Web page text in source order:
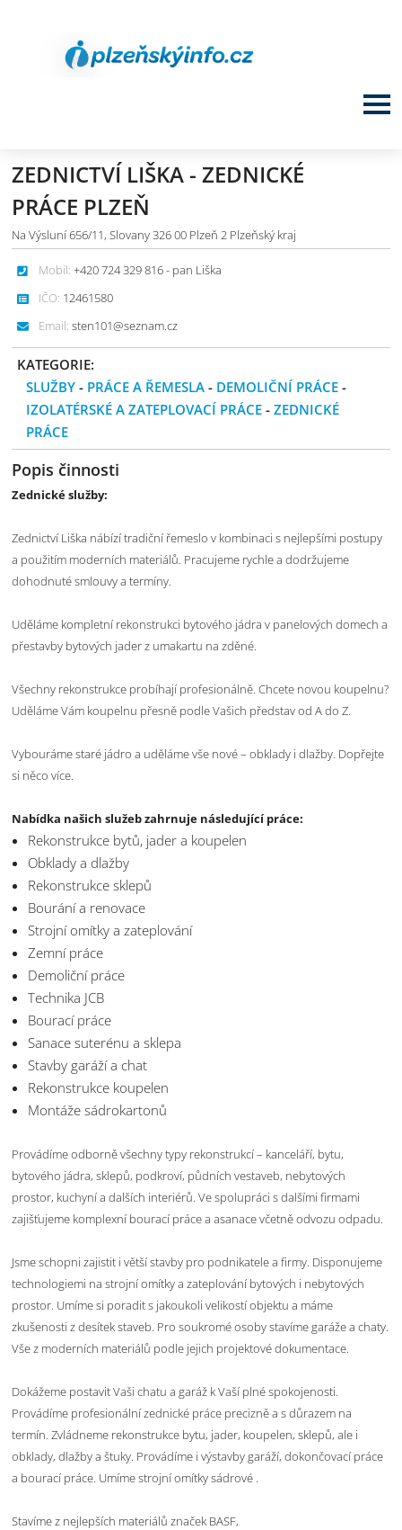
ZEDNICTVÍ LIŠKA - ZEDNICKÉ
PRÁCE PLZEŇ
Na Výsluní 656/11, Slovany 326 00 Plzeň 2 Plzeňský kraj
Mobil: +420 724 329 816 - pan Liška
IČO: 12461580
Email: sten101@seznam.cz
KATEGORIE:
SLUŽBY - PRÁCE A ŘEMESLA - DEMOLIČNÍ PRÁCE -
IZOLATÉRSKÉ A ZATEPLOVACÍ PRÁCE -ZEDNICKÉ
PRÁCE
Popis činnosti
Zednické služby:
Zednictví Liška nábízí tradiční řemeslo v kombinaci s nejlepšími postupy
a použitím moderních materiálů. Pracujeme rychle a dodržujeme
dohodnuté smlouvy a termíny.
Uděláme kompletní rekonstrukci bytového jádra v panelových domech a
přestavby bytových jader z umakartu na zděné.
Všechny rekonstrukce probíhají profesionálně. Chcete novou koupelnu?
Uděláme Vám koupelnu přesně podle Vašich představ od A do Z.
Vybouráme staré jádro a uděláme vše nové – obklady i dlažby. Dopřejte
si něco více.
Nabídka našich služeb zahrnuje následující práce:
Rekonstrukce bytů, jader a koupelen
Obklady a dlažby
Rekonstrukce sklepů
Bourání a renovace
Strojní omítky a zateplování
Zemní práce
Demoliční práce
Technika JCB
Bourací práce
Sanace suterénu a sklepa
Stavby garáží a chat
Rekonstrukce koupelen
Montáže sádrokartonů
Provádíme odborně všechny typy rekonstrukcí – kanceláří, bytu,
bytového jádra, sklepů, podkroví, půdních vestaveb, nebytových
prostor, kuchyní a dalších interiérů. Ve spolupráci s dalšími firmami
zajišťujeme komplexní bourací práce a asanace včetně odvozu odpadu.
Jsme schopni zajistit i větší stavby pro podnikatele a firmy. Disponujeme
technologiemi na strojní omítky a zateplování bytových i nebytových
prostor. Umíme si poradit s jakoukoli velikostí objektu a máme
zkušenosti z desítek staveb. Pro soukromé osoby stavíme garáže a chaty.
Vše z moderních materiálů podle jejich projektové dokumentace.
Dokážeme postavit Vaši chatu a garáž k Vaší plné spokojenosti.
Provádíme profesionální zednické práce precizně a s důrazem na
termín. Zvládneme rekonstrukce bytu, jader, koupelen, sklepů, ale i
obklady, dlažby a štuky. Provádíme i výstavby garáží, dokončovací práce
a bourací práce. Umíme strojní omítky sádrové .
Stavíme z nejlepších materiálů značek BASF,